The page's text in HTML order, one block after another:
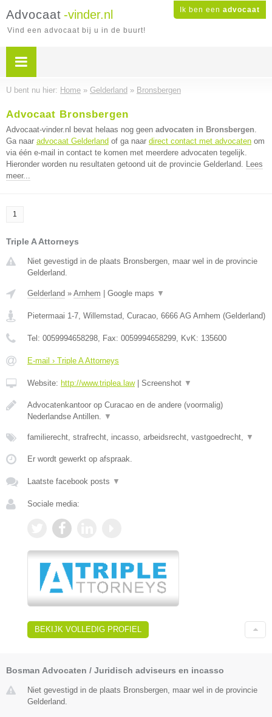
Ik ben een advocaat
Advocaat -vinder.nl
Vind een advocaat bij u in de buurt!
U bent nu hier: Home » Gelderland » Bronsbergen
Advocaat Bronsbergen
Advocaat-vinder.nl bevat helaas nog geen advocaten in Bronsbergen.
Ga naar advocaat Gelderland of ga naar direct contact met advocaten om
via één e-mail in contact te komen met meerdere advocaten tegelijk.
Hieronder worden nu resultaten getoond uit de provincie Gelderland. Lees
meer...
1
Triple A Attorneys
Niet gevestigd in de plaats Bronsbergen, maar wel in de provincie
Gelderland.
Gelderland » Arnhem Google maps ▼
Pietermaai 1-7, Willemstad, Curacao, 6666 AG Arnhem (Gelderland)
Tel: 0059994658298, Fax: 0059994658299, KvK: 135600
E-mail › Triple A Attorneys
Website: http://www.triplea.law| Screenshot ▼
Advocatenkantoor op Curacao en de andere (voormalig)
Nederlandse Antillen. ▼
familierecht, strafrecht, incasso, arbeidsrecht, vastgoedrecht, ▼
Er wordt gewerkt op afspraak.
Laatste facebook posts ▼
Sociale media:
BEKIJK VOLLEDIG PROFIEL
Bosman Advocaten / Juridisch adviseurs en incasso
Niet gevestigd in de plaats Bronsbergen, maar wel in de provincie
Gelderland.